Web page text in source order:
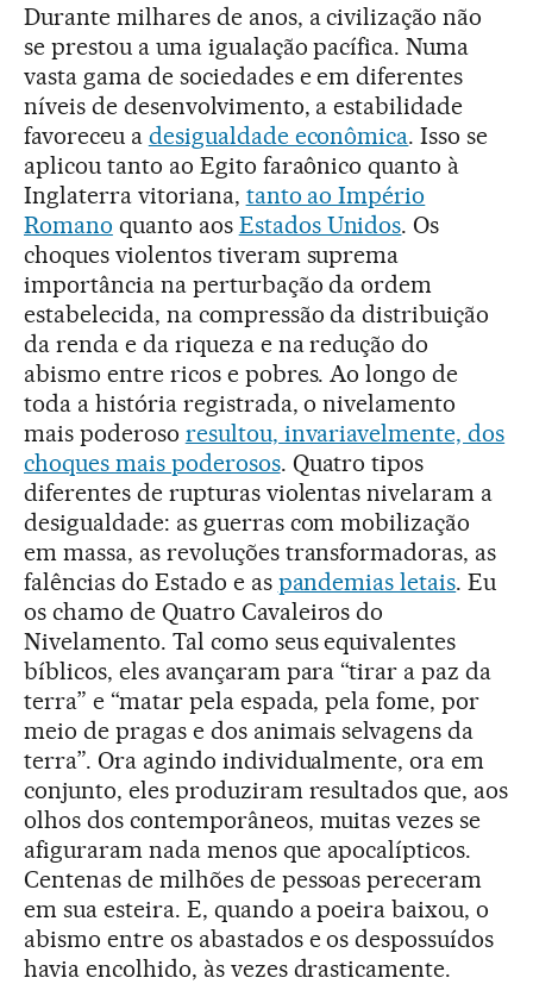
Durante milhares de anos, a civilização não
se prestou a uma igualação pacífica. Numa
vasta gama de sociedades e em diferentes
níveis de desenvolvimento, a estabilidade
favoreceu a desigualdade econômica. Isso se
aplicou tanto ao Egito faraônico quanto à
Inglaterra vitoriana, tanto ao Império
Romano quanto aos Estados Unidos. Os
choques violentos tiveram suprema
importância na perturbação da ordem
estabelecida, na compressão da distribuição
da renda e da riqueza e na redução do
abismo entre ricos e pobres. Ao longo de
toda a história registrada, o nivelamento
mais poderoso resultou, invariavelmente, dos
choques mais poderosos. Quatro tipos
diferentes de rupturas violentas nivelaram a
desigualdade: as guerras com mobilização
em massa, as revoluções transformadoras, as
falências do Estado e as pandemias letais. Eu
os chamo de Quatro Cavaleiros do
Nivelamento. Tal como seus equivalentes
bíblicos, eles avançaram para “tirar a paz da
terra” e “matar pela espada, pela fome, por
meio de pragas e dos animais selvagens da
terra”. Ora agindo individualmente, ora em
conjunto, eles produziram resultados que, aos
olhos dos contemporâneos, muitas vezes se
afiguraram nada menos que apocalípticos.
Centenas de milhões de pessoas pereceram
em sua esteira. E, quando a poeira baixou, o
abismo entre os abastados e os despossuídos
havia encolhido, às vezes drasticamente.